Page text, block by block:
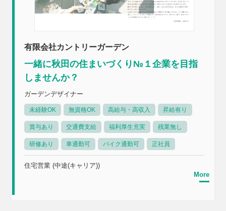
有限会社カントリーガーデン
一緒に秋田の住まいづくり№１企業を目指
しませんか？
ガーデンデザイナー
未経験OK 無資格OK 高給与・高収入 昇給有り
賞与あり 交通費支給 福利厚生充実 残業無し
研修あり 車通勤可 バイク通勤可 正社員
住宅営業 (中途(キャリア))
More